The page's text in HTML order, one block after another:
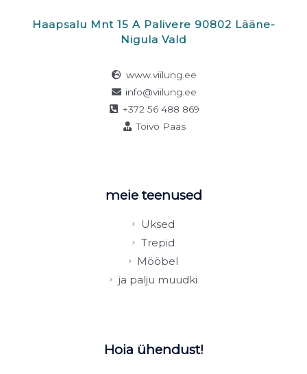
Haapsalu Mnt 15 A Palivere 90802 Lääne-
Nigula Vald
www.viilung.ee
info@viilung.ee
+372 56 488 869
Toivo Paas
meie teenused
Uksed
Trepid
Mööbel
ja palju muudki
Hoia ühendust!